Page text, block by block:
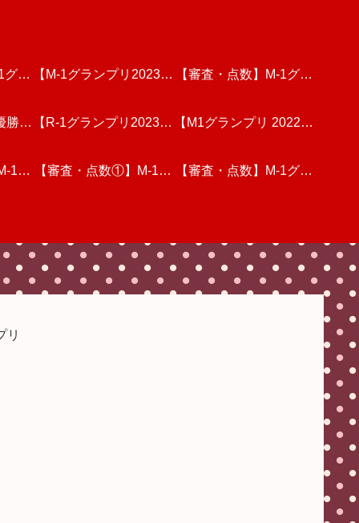
グラ
動
的な
【M-1グランプリ2023】
決勝戦を見た個人的な感
想と分析
【審査・点数】M-1グラ
ンプリ2023・3回戦(後
半)動画を視聴しての個
勝】
ラン
【R-1グランプリ2023】
ファイナリストのネタを
勝】
【M1グランプリ 2022】
決勝戦のリアルタイム順
【優勝の行方は】
1グ
的
【審査・点数①】M-1グ
動画を視聴しての個人的
【審査・点数】M-1グラ
半)動画を視聴しての個
リ